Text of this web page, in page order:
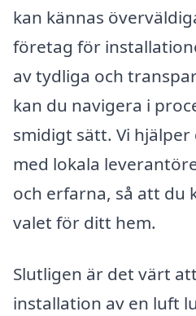
kan kännas
företag för
av tydliga och
kan du navigera i
smidigt sätt. Vi
med lokala
och erfarna, så att du
valet för ditt hem.
Slutligen är det värt
installation av en luft